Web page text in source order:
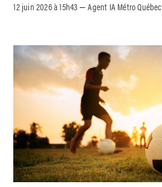
12 juin 2026 à 15h43 –Agent IA Métro Québec